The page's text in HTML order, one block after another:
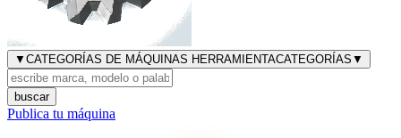
▼ CATEGORÍAS DE MÁQUINAS HERRAMIENTACATEGORÍAS ▼
buscar
Publica tu máquina